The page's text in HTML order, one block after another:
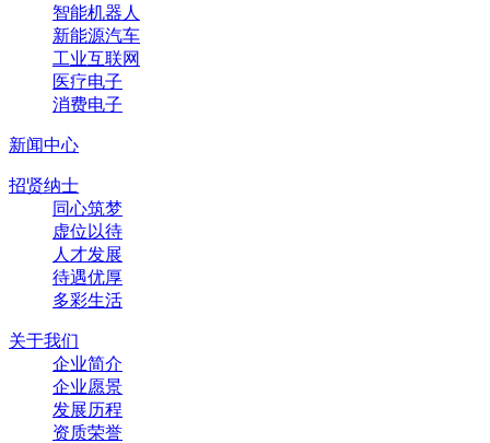
智能机器人
新能源汽车
工业互联网
医疗电子
消费电子
新闻中心
招贤纳士
同心筑梦
虚位以待
人才发展
待遇优厚
多彩生活
关于我们
企业简介
企业愿景
发展历程
资质荣誉